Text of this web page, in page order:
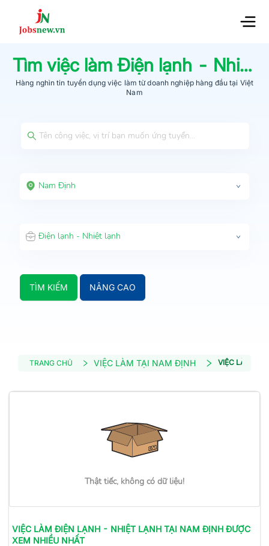
Tìm việc làmĐiện lạnh - Nhiệt lạnh
Hàng nghìn tin tuyển dụng việc làm từdoanh nghiệp hàng đầu tại Việt
Nam
Nam Định
Điện lạnh - Nhiệt lạnh
TÌM KIẾM NÂNG CAO
TRANG CHỦ VIỆC LÀM TẠI NAM ĐỊNH VIỆC LÀM
Thật tiếc, không có dữ liệu!
VIỆC LÀM ĐIỆN LẠNH - NHIỆT LẠNH TẠI NAM ĐỊNH ĐƯỢC
XEM NHIỀU NHẤT